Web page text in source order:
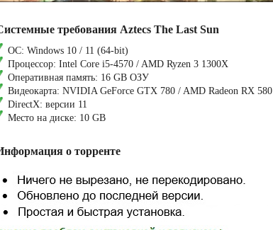
требования Aztecs The Last Sun
ОС: Windows 10 / 11 (64-bit)
Процессор: Intel Core i5-4570 / AMD Ryzen 3 1300X
Оперативная память: 16 GB ОЗУ
Видеокарта: NVIDIA GeForce GTX 780 / AMD Radeon RX 580
DirectX: версии 11
Место на диске: 10 GB
о торренте